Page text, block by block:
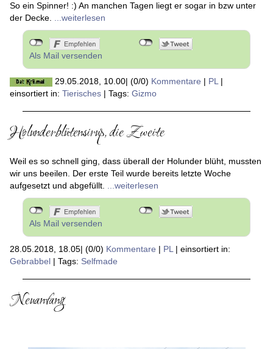
So ein Spinner! :) An manchen Tagen liegt er sogar in bzw unter
der Decke. ...weiterlesen
Als Mail versenden
29.05.2018, 10.00| (0/0) Kommentare | PL|
einsortiert in: Tierisches | Tags: Gizmo
Holunderblütensirup, die Zweite
Weil es so schnell ging, dass überall der Holunder blüht, mussten
wir uns beeilen. Der erste Teil wurde bereits letzte Woche
aufgesetzt und abgefüllt. ...weiterlesen
Als Mail versenden
28.05.2018, 18.05| (0/0) Kommentare | PL| einsortiert in:
Gebrabbel | Tags: Selfmade
Neuanfang